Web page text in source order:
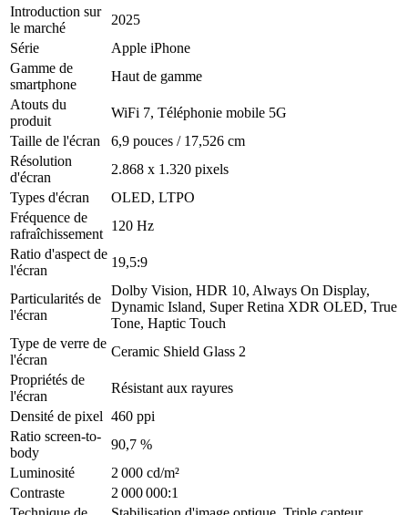
Introduction sur
le marché
2025
Série
Apple iPhone
Gamme de
smartphone
Haut de gamme
Atouts du
produit
WiFi 7, Téléphonie mobile 5G
Taille de l'écran
6,9 pouces / 17,526 cm
Résolution
d'écran
2.868 x 1.320 pixels
Types d'écran
OLED, LTPO
Fréquence de
rafraîchissement
120 Hz
Ratio d'aspect de
l'écran
19,5:9
Particularités de
l'écran
Dolby Vision, HDR 10, Always On Display,
Dynamic Island, Super Retina XDR OLED, True
Tone, Haptic Touch
Type de verre de
l'écran
Ceramic Shield Glass 2
Propriétés de
l'écran
Résistant aux rayures
Densité de pixel 460 ppi
Ratio screen-to-
body
90,7 %
Luminosité
2 000 cd/m²
Contraste
2 000 000:1